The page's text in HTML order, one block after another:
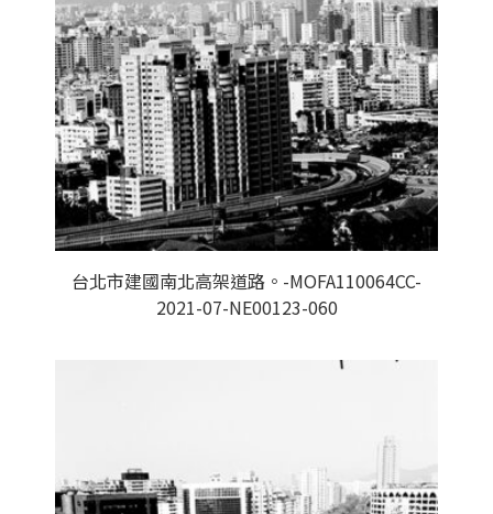
台北市建國南北高架道路。-MOFA110064CC-
2021-07-NE00123-060